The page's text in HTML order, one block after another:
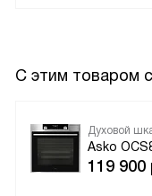
С этим товаром
Духовой
Asko
119 900